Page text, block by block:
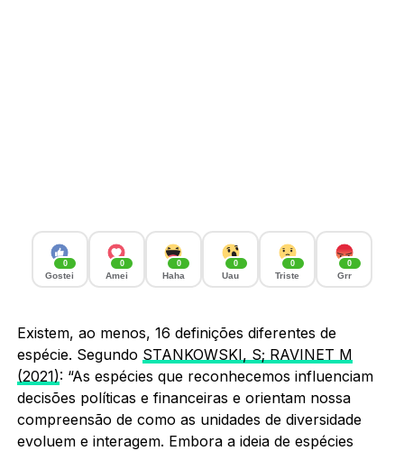
0
Gostei
0
Amei
0
Haha
0
Uau
0
Triste
0
Grr
Existem, ao menos, 16 definições diferentes de
espécie. Segundo STANKOWSKI, S; RAVINET M
(2021): “As espécies que reconhecemos influenciam
decisões políticas e financeiras e orientam nossa
compreensão de como as unidades de diversidade
evoluem e interagem. Embora a ideia de espécies